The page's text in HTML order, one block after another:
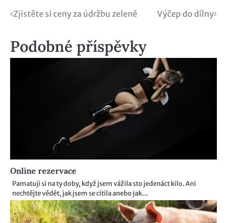
Navigace
příspěvek
Zjistěte si ceny za údržbu zeleně Výčep do dílny
Podobné příspěvky
Online rezervace
Pamatuji si na ty doby, když jsem vážila sto jedenáct kilo. Ani
nechtějte vědět, jak jsem se cítila anebo jak…